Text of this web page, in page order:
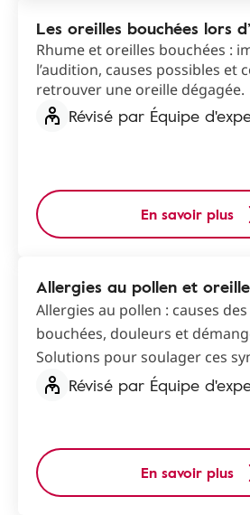
Les oreilles bouchées lors
Rhume et oreilles bouchées :
l’audition, causes possibles et
retrouver une oreille dégagée.
Révisé par Équipe
En savoir plus
Allergies au pollen et
Allergies au pollen : causes
bouchées, douleurs et
Solutions pour soulager ces
Révisé par Équipe
En savoir plus